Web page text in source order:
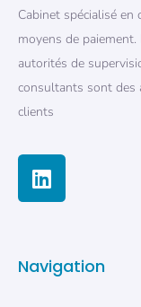
Cabinet spécialisé en
moyens de
autorités de
consultants sont des
clients
Navigation